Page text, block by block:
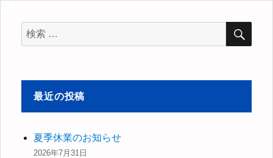
検
索
象:
検
最近の投稿
夏季休業のお知らせ
2026年7月31日